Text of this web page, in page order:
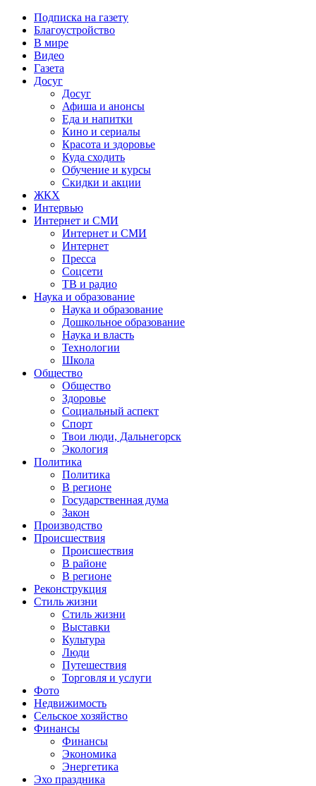
Подписка на газету
Благоустройство
В мире
Видео
Газета
Досуг
Досуг
Афиша и анонсы
Еда и напитки
Кино и сериалы
Красота и здоровье
Куда сходить
Обучение и курсы
Скидки и акции
ЖКХ
Интервью
Интернет и СМИ
Интернет и СМИ
Интернет
Пресса
Соцсети
ТВ и радио
Наука и образование
Наука и образование
Дошкольное образование
Наука и власть
Технологии
Школа
Общество
Общество
Здоровье
Социальный аспект
Спорт
Твои люди, Дальнегорск
Экология
Политика
Политика
В регионе
Государственная дума
Закон
Производство
Происшествия
Происшествия
В районе
В регионе
Реконструкция
Стиль жизни
Стиль жизни
Выставки
Культура
Люди
Путешествия
Торговля и услуги
Фото
Недвижимость
Сельское хозяйство
Финансы
Финансы
Экономика
Энергетика
Эхо праздника